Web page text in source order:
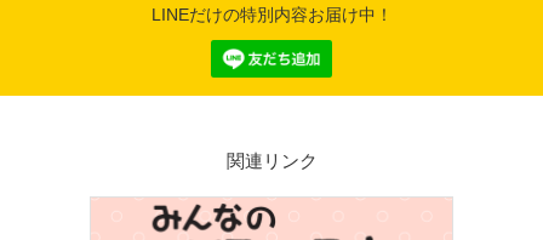
LINEだけの特別内容お届け中！
関連リンク